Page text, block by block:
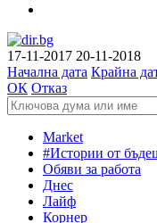
17-11-2017 20-11-2018
Начална дата Крайна
ОК Отказ
Market
#Истории от
Обяви за работа
Днес
Лайф
Корнер